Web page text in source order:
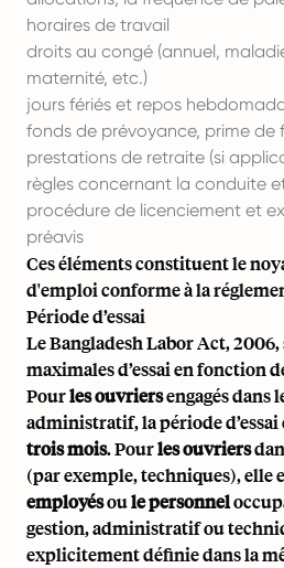
horaires de travail
droits au congé (annuel,
maternité, etc.)
jours fériés et repos
fonds de prévoyance, prime de
prestations de retraite (si
règles concernant la conduite
procédure de licenciement et
préavis
Ces éléments constituent le
d'emploi conforme à la
Période d’essai
Le Bangladesh Labor Act,
maximales d’essai en fonction
Pourles ouvriersengagés dans
administratif, la période d’essai
trois mois. Pourles ouvriers
(par exemple, techniques), elle
employésoule personnel
gestion, administratif ou
explicitement définie dans la